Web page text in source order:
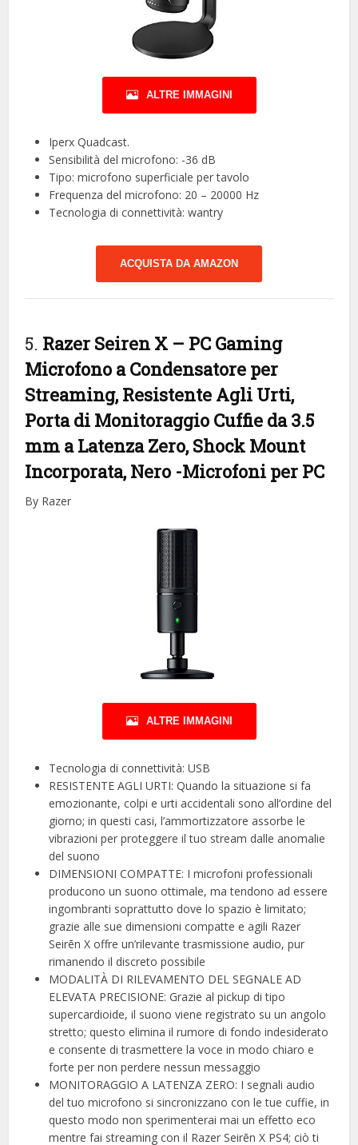
ALTRE IMMAGINI
Iperx Quadcast.
Sensibilità del microfono: -36 dB
Tipo: microfono superficiale per tavolo
Frequenza del microfono: 20 – 20000 Hz
Tecnologia di connettività: wantry
ACQUISTA DA AMAZON
5. Razer Seiren X – PC Gaming
Microfono a Condensatore per
Streaming, Resistente Agli Urti,
Porta di Monitoraggio Cuffie da 3.5
mm a Latenza Zero, Shock Mount
Incorporata, Nero -Microfoni per PC
By Razer
ALTRE IMMAGINI
Tecnologia di connettività: USB
RESISTENTE AGLI URTI: Quando la situazione si fa
emozionante, colpi e urti accidentali sono all’ordine del
giorno; in questi casi, l’ammortizzatore assorbe le
vibrazioni per proteggere il tuo stream dalle anomalie
del suono
DIMENSIONI COMPATTE: I microfoni professionali
producono un suono ottimale, ma tendono ad essere
ingombranti soprattutto dove lo spazio è limitato;
grazie alle sue dimensioni compatte e agili Razer
Seirēn X offre un’rilevante trasmissione audio, pur
rimanendo il discreto possibile
MODALITÀ DI RILEVAMENTO DEL SEGNALE AD
ELEVATA PRECISIONE: Grazie al pickup di tipo
supercardioide, il suono viene registrato su un angolo
stretto; questo elimina il rumore di fondo indesiderato
e consente di trasmettere la voce in modo chiaro e
forte per non perdere nessun messaggio
MONITORAGGIO A LATENZA ZERO: I segnali audio
del tuo microfono si sincronizzano con le tue cuffie, in
questo modo non sperimenterai mai un effetto eco
mentre fai streaming con il Razer Seirēn X PS4; ciò ti